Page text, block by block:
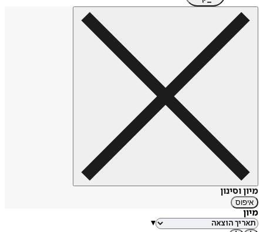
מיון וסינון
איפוס
מיון
▾